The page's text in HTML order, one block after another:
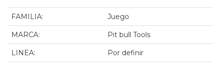
FAMILIA: Juego
MARCA: Pit bull Tools
LINEA: Por definir